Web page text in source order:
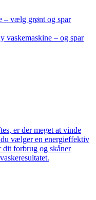
– vælg grønt og spar
vaskemaskine – og spar
er der meget at vinde
vælger en energieffektiv
dit forbrug og skåner